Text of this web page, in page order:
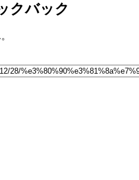
クバック